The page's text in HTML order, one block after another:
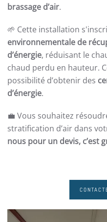
brassage d’air.
🌱 Cette installation
environnementale de
d’énergie, réduisant le
chaud perdu en hauteur.
possibilité d’obtenir des
d’énergie.
💼 Vous souhaitez
stratification d’air dans
nous pour un devis, c’est